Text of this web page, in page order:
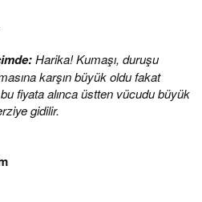
Harika! Kumaşı, duruşu
karşın büyük oldu fakat
fiyata alınca üstten vücudu büyük
gidilir.